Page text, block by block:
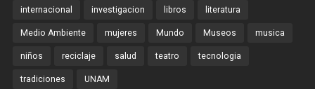
internacional investigacion libros literatura
Medio Ambiente mujeres Mundo Museos musica
niños reciclaje salud teatro tecnologia
tradiciones UNAM